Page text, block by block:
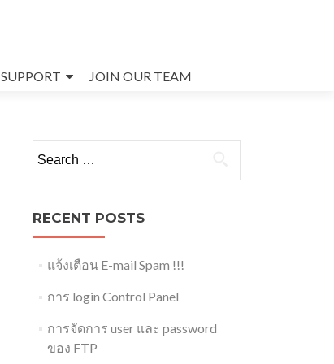
SUPPORT JOIN OUR TEAM
for:
RECENT POSTS
แจ้งเตือน E-mail Spam !!!
การ login Control Panel
การจัดการ user และ password
ของ FTP